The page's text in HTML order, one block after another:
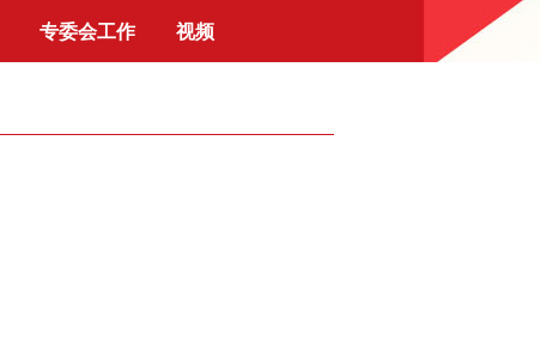
专委会工作 视频